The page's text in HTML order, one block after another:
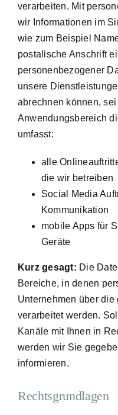
verarbeiten. Mit
wir Informationen im
wie zum Beispiel
postalische Anschrift
personenbezogener
unsere
abrechnen können,
Anwendungsbereich
umfasst:
alle
die wir betreiben
Social Media
Kommunikation
mobile Apps für
Geräte
Kurz gesagt: Die
Bereiche, in denen
Unternehmen über
verarbeitet werden.
Kanäle mit Ihnen in
werden wir Sie
informieren.
Rechtsgrundlagen